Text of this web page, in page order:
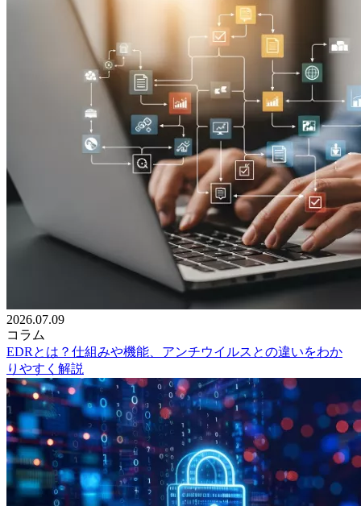
2026.07.09
コラム
EDRとは？仕組みや機能、アンチウイルスとの違いをわか
りやすく解説